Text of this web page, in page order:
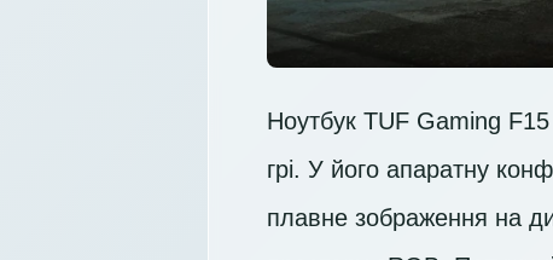
Ноутбук TUF Gaming
грі. У його апаратну
плавне зображення на